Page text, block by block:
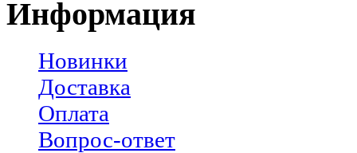
Информация
Новинки
Доставка
Оплата
Вопрос-ответ